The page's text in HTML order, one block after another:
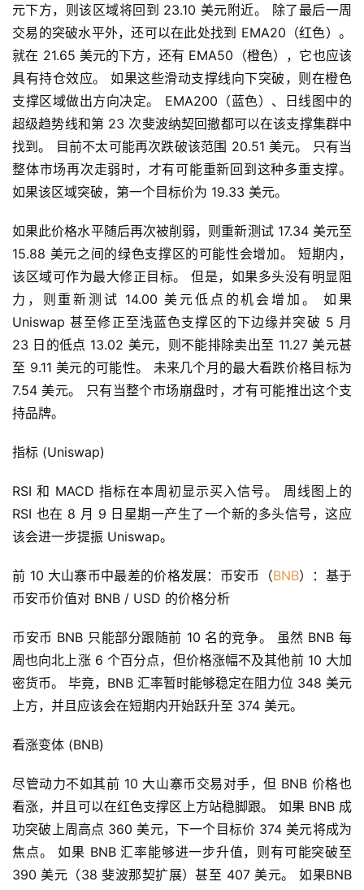
元下方，则该区域将回到 23.10 美元附近。 除了最后一周
交易的突破水平外，还可以在此处找到 EMA20（红色）。
就在 21.65 美元的下方，还有 EMA50（橙色），它也应该
具有持仓效应。 如果这些滑动支撑线向下突破，则在橙色
支撑区域做出方向决定。 EMA200（蓝色）、日线图中的
超级趋势线和第 23 次斐波纳契回撤都可以在该支撑集群中
找到。 目前不太可能再次跌破该范围 20.51 美元。 只有当
整体市场再次走弱时，才有可能重新回到这种多重支撑。
如果该区域突破，第一个目标价为 19.33 美元。
如果此价格水平随后再次被削弱，则重新测试 17.34 美元至
15.88 美元之间的绿色支撑区的可能性会增加。 短期内，
该区域可作为最大修正目标。 但是，如果多头没有明显阻
力，则重新测试 14.00 美元低点的机会增加。 如果
Uniswap 甚至修正至浅蓝色支撑区的下边缘并突破 5 月
23 日的低点 13.02 美元，则不能排除卖出至 11.27 美元甚
至 9.11 美元的可能性。 未来几个月的最大看跌价格目标为
7.54 美元。 只有当整个市场崩盘时，才有可能推出这个支
持品牌。
指标 (Uniswap)
RSI 和 MACD 指标在本周初显示买入信号。 周线图上的
RSI 也在 8 月 9 日星期一产生了一个新的多头信号，这应
该会进一步提振 Uniswap。
前 10 大山寨币中最差的价格发展：币安币（BNB）：基于
币安币价值对 BNB / USD 的价格分析
币安币 BNB 只能部分跟随前 10 名的竞争。 虽然 BNB 每
周也向北上涨 6 个百分点，但价格涨幅不及其他前 10 大加
密货币。 毕竟，BNB 汇率暂时能够稳定在阻力位 348 美元
上方，并且应该会在短期内开始跃升至 374 美元。
看涨变体 (BNB)
尽管动力不如其前 10 大山寨币交易对手，但 BNB 价格也
看涨，并且可以在红色支撑区上方站稳脚跟。 如果 BNB 成
功突破上周高点 360 美元，下一个目标价 374 美元将成为
焦点。 如果 BNB 汇率能够进一步升值，则有可能突破至
390 美元（38 斐波那契扩展）甚至 407 美元。 如果BNB